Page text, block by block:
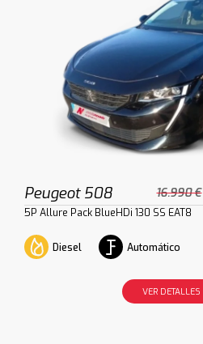
Peugeot 508 16.990 €
5P Allure Pack BlueHDi 130 SS EAT8
Diesel Automático
VER DETALLES